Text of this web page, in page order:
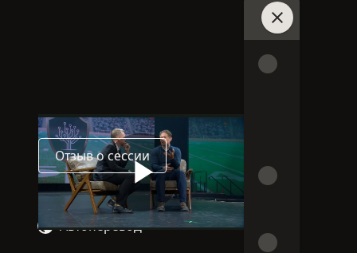
Play
английский
Язык этой сессии: английский
Эта сессия проводится онлайн
Очно
Эта сессия проводится в
2026
2026
Отзыв о сессии
Плейлисты
Поделиться
Автоперевод